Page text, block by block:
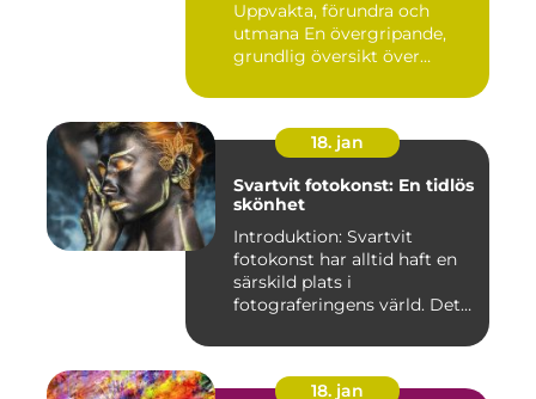
Uppvakta, förundra och
utmana En övergripande,
grundlig översikt över
18. jan
Svartvit fotokonst: En tidlös
skönhet
Introduktion: Svartvit
fotokonst har alltid haft en
särskild plats i
fotograferingens värld. Det
18. jan